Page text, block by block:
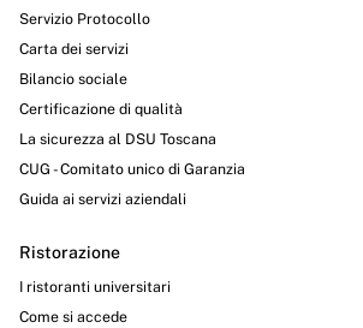
Servizio Protocollo
Carta dei servizi
Bilancio sociale
Certificazione di qualità
La sicurezza al DSU Toscana
CUG - Comitato unico di Garanzia
Guida ai servizi aziendali
Ristorazione
I ristoranti universitari
Come si accede